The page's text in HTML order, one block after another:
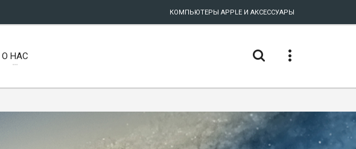
КОМПЬЮТЕРЫ APPLE И АКСЕССУАРЫ
О НАС